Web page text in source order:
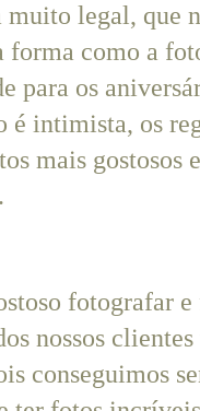
muito legal, que
forma como a
para os
é intimista, os
mais gostosos
fotografar
nossos
conseguimos